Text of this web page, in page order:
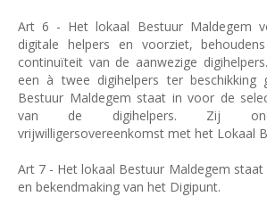
Art 6 - Het lokaal Bestuur Maldegem
digitale helpers en voorziet,
continuïteit van de aanwezige
een à twee digihelpers ter beschikking
Bestuur Maldegem staat in voor de
van de digihelpers. Zij
vrijwilligersovereenkomst met het Lokaal
Art 7 - Het lokaal Bestuur Maldegem
en bekendmaking van het Digipunt.